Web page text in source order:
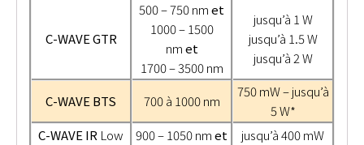
C-WAVE GTR
500 – 750 nmet
1000 – 1500
nmet
1700 – 3500 nm
jusqu’à 1 W
jusqu’à 1.5 W
jusqu’à 2 W
C-WAVE BTS 700 à 1000 nm
750 mW – jusqu’à
5 W*
C-WAVE IR Low
900 – 1050 nmet
jusqu’à 400 mW